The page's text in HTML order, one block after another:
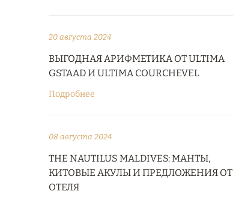
20 августа 2024
ВЫГОДНАЯ АРИФМЕТИКА ОТ ULTIMA
GSTAAD И ULTIMA COURCHEVEL
Подробнее
08 августа 2024
THE NAUTILUS MALDIVES: МАНТЫ,
КИТОВЫЕ АКУЛЫ И ПРЕДЛОЖЕНИЯ ОТ
ОТЕЛЯ